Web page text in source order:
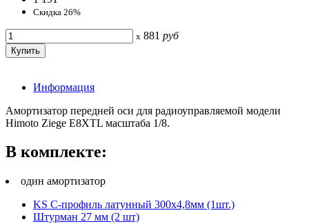
Скидка 26%
x 881 руб
Информация
Амортизатор передней оси для радиоуправляемой модели
Himoto Ziege E8XTL масштаба 1/8.
В комплекте:
один амортизатор
KS C-профиль латунный 300х4,8мм (1шт.)
Штурман 27 мм (2 шт)